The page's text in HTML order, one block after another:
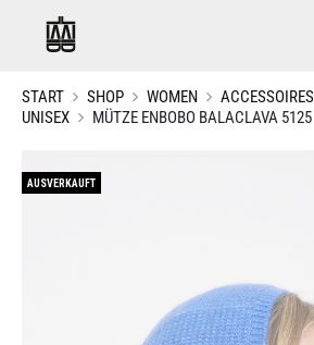
START SHOP WOMEN ACCESSOIRES
UNISEX
MÜTZE ENBOBO BALACLAVA 5125
AUSVERKAUFT